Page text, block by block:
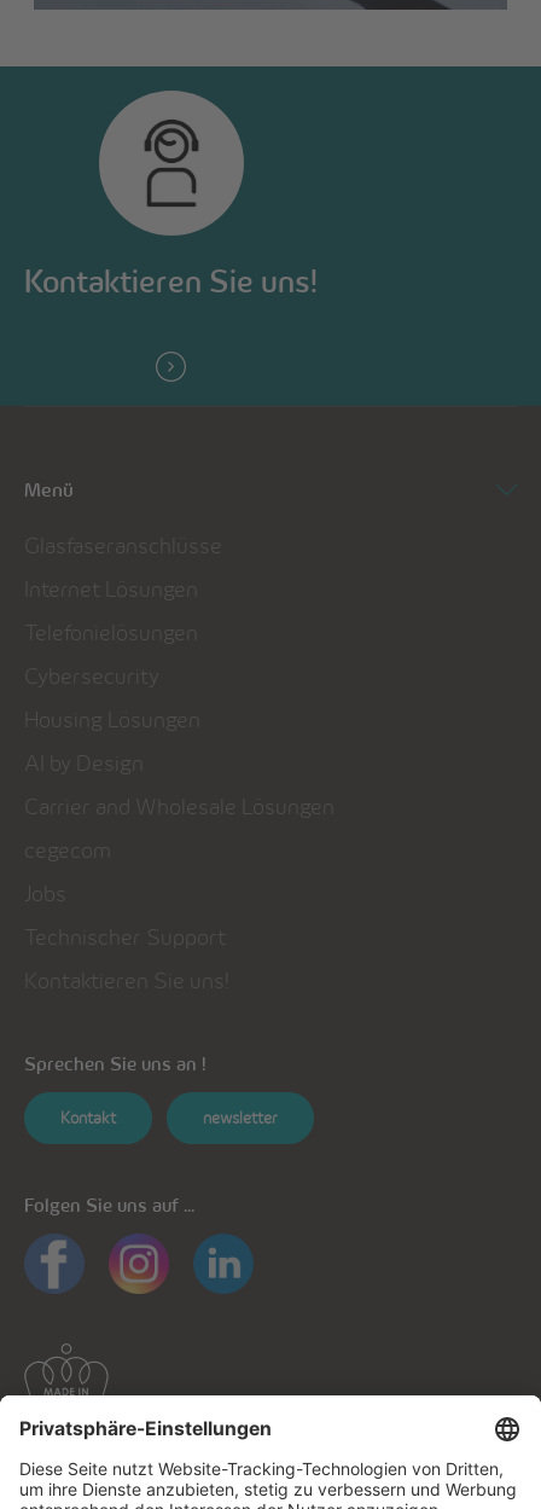
Kontaktieren Sie uns!
Menü
Glasfaseranschlüsse
Internet Lösungen
Telefonielösungen
Cybersecurity
Housing Lösungen
AI by Design
Carrier and Wholesale Lösungen
cegecom
Jobs
Technischer Support
Kontaktieren Sie uns!
Sprechen Sie uns an !
Kontakt newsletter
Folgen Sie uns auf ...
Allgemeine Informationen Datenschutz